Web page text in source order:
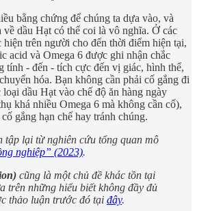
bằng chứng để chúng ta dựa vào, và
dầu Hạt có thể coi là vô nghĩa. Ở các
trên người cho đến thời điểm hiện tại,
acid và Omega 6 được ghi nhận chắc
tính - đến - tích cực đến vị giác, hình thể,
hóa. Bạn không cần phải cố gắng đi
dầu Hạt vào chế độ ăn hàng ngày
khá nhiều Omega 6 mà không cần cố),
gắng hạn chế hay tránh chúng.
tập lại từ nghiên cứu tổng quan mô
nghiệp” (2023).
cũng là một chủ đề khác tồn tại
trên những hiểu biết không đầy đủ
thảo luận trước đó tại đây.